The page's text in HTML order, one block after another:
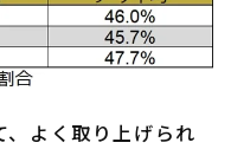
よく取り上げられ